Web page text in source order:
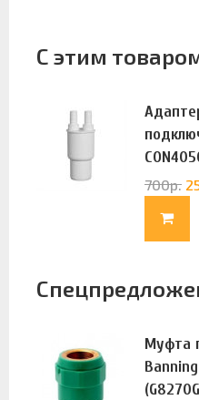
С этим
700р.
Муфта